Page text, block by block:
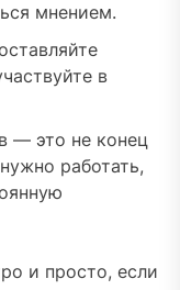
мнением.
в
— это не конец
работать,
и просто, если